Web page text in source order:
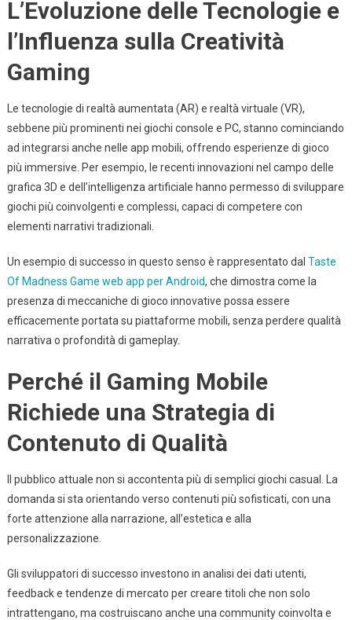
L’Evoluzione delle Tecnologie e
l’Influenza sulla Creatività
Gaming
Le tecnologie di realtà aumentata (AR) e realtà virtuale (VR),
sebbene più prominenti nei giochi console e PC, stanno cominciando
ad integrarsi anche nelle app mobili, offrendo esperienze di gioco
più immersive. Per esempio, le recenti innovazioni nel campo delle
grafica 3D e dell’intelligenza artificiale hanno permesso di sviluppare
giochi più coinvolgenti e complessi, capaci di competere con
elementi narrativi tradizionali.
Un esempio di successo in questo senso è rappresentato dal Taste
Of Madness Game web app per Android, che dimostra come la
presenza di meccaniche di gioco innovative possa essere
efficacemente portata su piattaforme mobili, senza perdere qualità
narrativa o profondità di gameplay.
Perché il Gaming Mobile
Richiede una Strategia di
Contenuto di Qualità
Il pubblico attuale non si accontenta più di semplici giochi casual. La
domanda si sta orientando verso contenuti più sofisticati, con una
forte attenzione alla narrazione, all’estetica e alla
personalizzazione.
Gli sviluppatori di successo investono in analisi dei dati utenti,
feedback e tendenze di mercato per creare titoli che non solo
intrattengano, ma costruiscano anche una community coinvolta e